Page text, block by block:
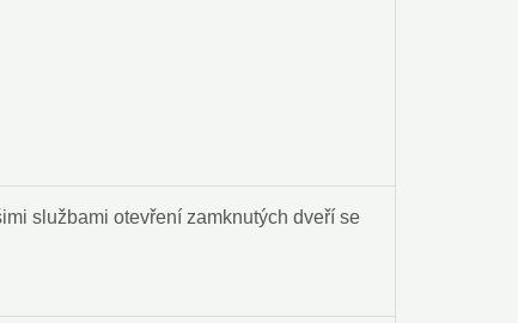
službami​ otevření zamknutých dveří se